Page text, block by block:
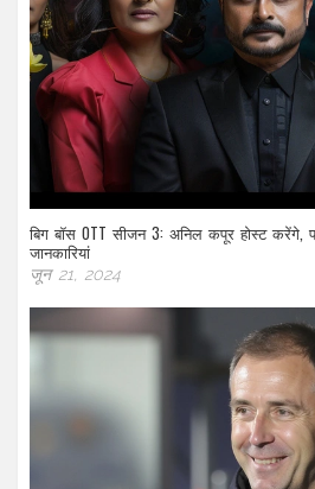
बिग बॉस OTT सीजन 3: अनिल कपूर होस्ट करेंगे,
जानकारियां
जून 21, 2024